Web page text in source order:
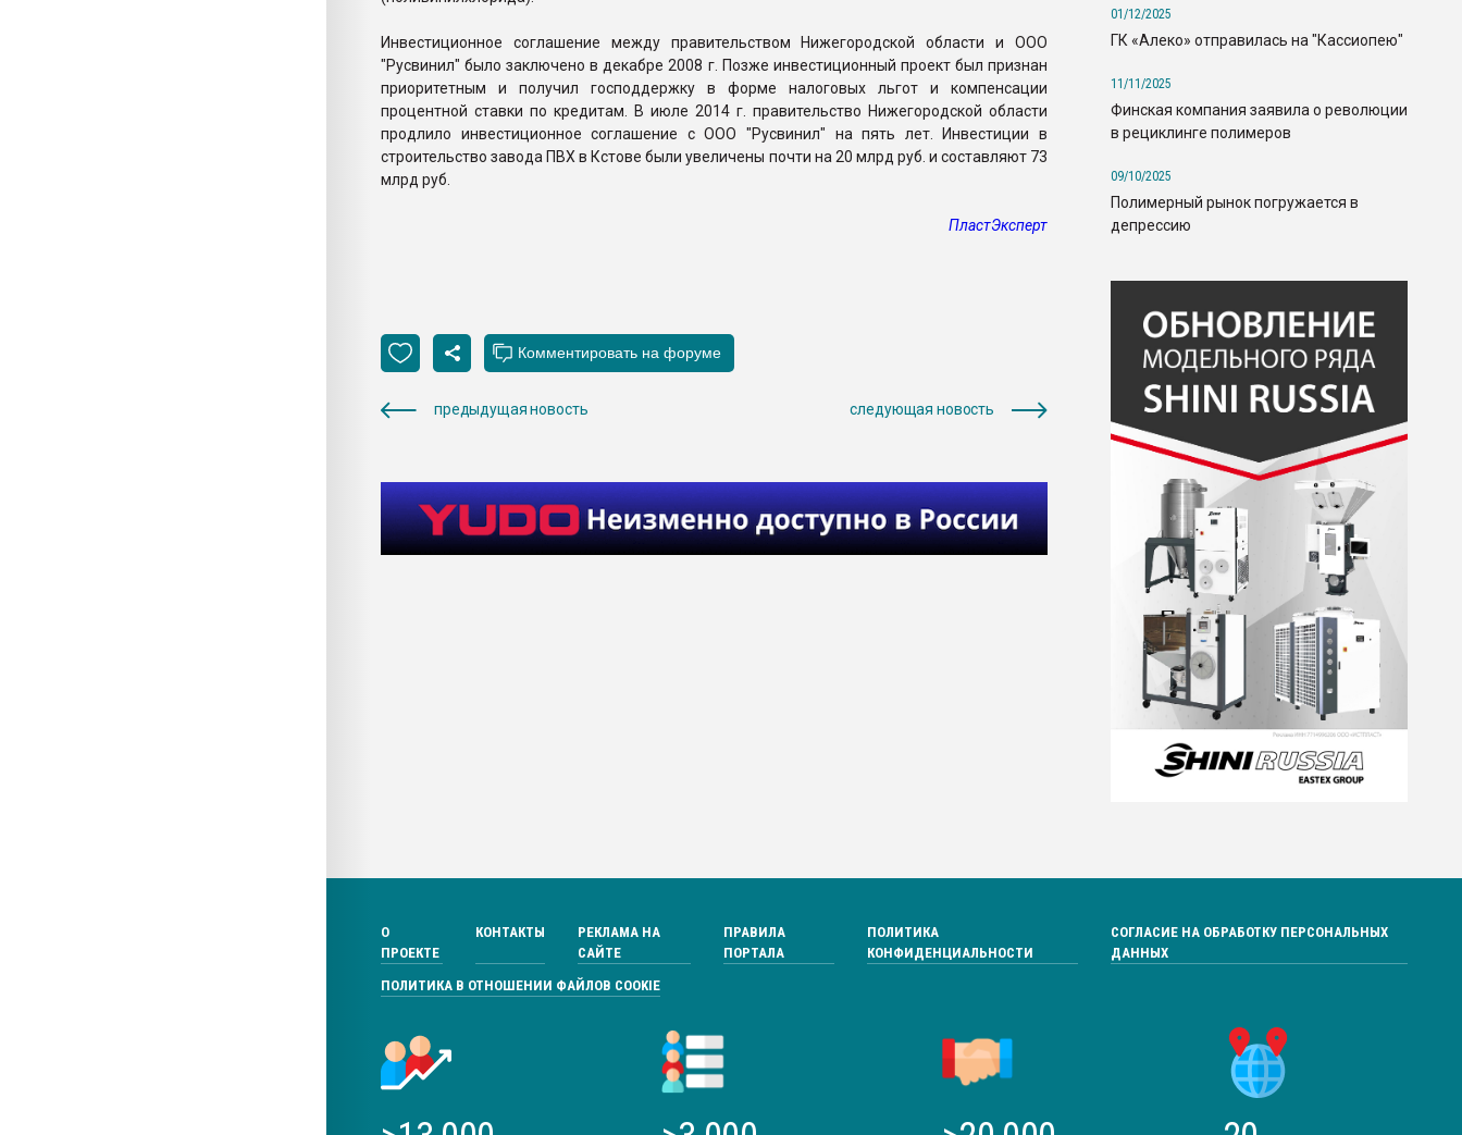
Инвестиционное соглашение между правительством Нижегородской области и ООО
"Русвинил" было заключено в декабре 2008 г. Позже инвестиционный проект был признан
приоритетным и получил господдержку в форме налоговых льгот и компенсации
процентной ставки по кредитам. В июле 2014 г. правительство Нижегородской области
продлило инвестиционное соглашение с ООО "Русвинил" на пять лет. Инвестиции в
строительство завода ПВХ в Кстове были увеличены почти на 20 млрд руб. и составляют 73
млрд руб.
ПластЭксперт
предыдущая новость следующая новость
01/12/2025
ГК «Алеко» отправилась на "Кассиопею"
11/11/2025
Финская компания заявила о революции
в рециклинге полимеров
09/10/2025
Полимерный рынок погружается в
депрессию
О
ПРОЕКТЕ
КОНТАКТЫ
РЕКЛАМА НА
САЙТЕ
ПРАВИЛА
ПОРТАЛА
ПОЛИТИКА
КОНФИДЕНЦИАЛЬНОСТИ
СОГЛАСИЕ НА ОБРАБОТКУ ПЕРСОНАЛЬНЫХ
ДАННЫХ
ПОЛИТИКА В ОТНОШЕНИИ ФАЙЛОВ COOKIE